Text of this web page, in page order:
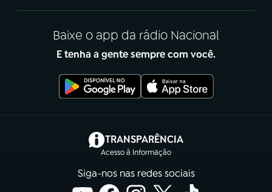
Baixe o app da rádio Nacional
E tenha a gente sempre com você.
TRANSPARÊNCIA
Acesso à Informação
(abre em nova aba)
Siga-nos nas redes sociais